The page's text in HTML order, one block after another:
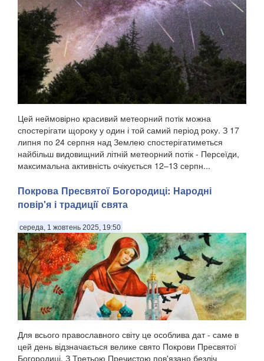
Цей неймовірно красивий метеорний потік можна
спостерігати щороку у один і той самий період року. З 17
липня по 24 серпня над Землею спостерігатиметься
найбільш видовищний літній метеорний потік - Персеїди,
максимальна активність очікується 12–13 серпн...
Покрова Пресвятої Богородиці: Народні
повір'я і традиції свята
середа, 1 жовтень 2025, 19:50
Для всього православного світу це особлива дат - саме в
цей день відзначається велике свято Покрови Пресвятої
Богородиці. З Третьою Пречистою пов'язано безліч